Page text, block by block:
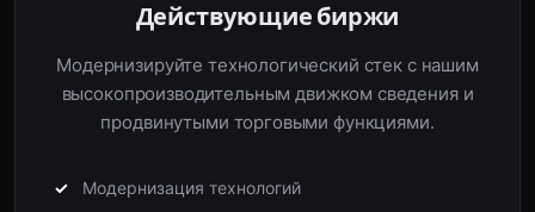
Действующие биржи
Модернизируйте технологический стек с нашим
высокопроизводительным движком сведения и
продвинутыми торговыми функциями.
Модернизация технологий